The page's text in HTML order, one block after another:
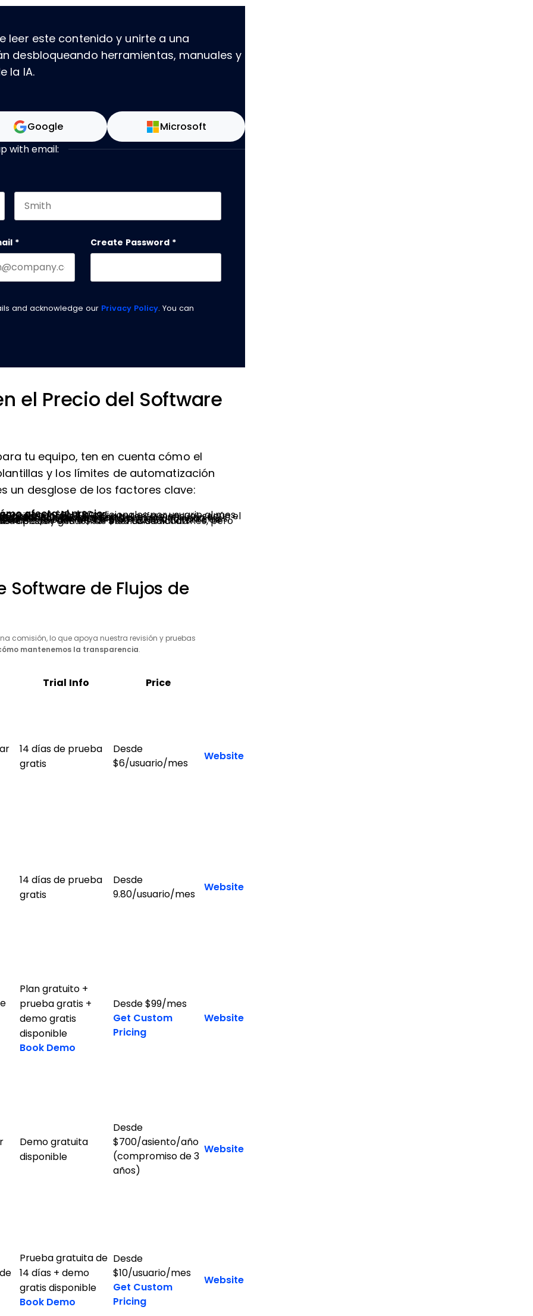
leer este contenido y unirte a una
desbloqueando herramientas, manuales y
la IA.
Google Microsoft
with email:
* Create Password *
and acknowledge our Privacy Policy. You can
el Precio del Software
tu equipo, ten en cuenta cómo el
y los límites de automatización
un desglose de los factores clave:
afecta al precio
pagar $10-$20 adicionales por usuario al mes.
incluido esta función.
ciclos adicionales pueden costar $10-$30 al mes.
De nuevo, depende del plan donde esté incluida esta función.
mensual.
mes, pero ofrece tiempos de respuesta más rápidos y gestión de cuenta dedicada.
Software de Flujos de
comisión, lo que apoya nuestra revisión y pruebas
mantenemos la transparencia.
Trial Info Price
14 días de prueba
gratis
Desde
$6/usuario/mes
Website
14 días de prueba
gratis
Desde
9.80/usuario/mes
Website
Plan gratuito +
prueba gratis +
demo gratis
disponible
Book Demo
Desde $99/mes
Get Custom
Pricing
Website
Demo gratuita
disponible
Desde
$700/asiento/año
(compromiso de 3
años)
Website
Prueba gratuita de
14 días + demo
gratis disponible
Book Demo
Desde
$10/usuario/mes
Get Custom
Pricing
Website